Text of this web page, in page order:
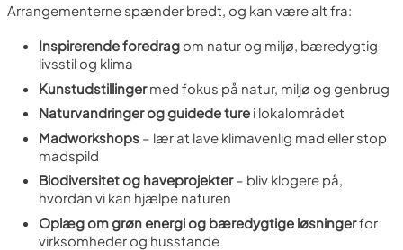
Arrangementerne spænder bredt, og kan være alt fra:
Inspirerende foredrag om natur og miljø, bæredygtig
livsstil og klima
Kunstudstillingermed fokus på natur, miljø og genbrug
Naturvandringer og guidede ture i lokalområdet
Madworkshops – lær at lave klimavenlig mad eller stop
madspild
Biodiversitet og haveprojekter– bliv klogere på,
hvordan vi kan hjælpe naturen
Oplæg om grøn energi og bæredygtige løsningerfor
virksomheder og husstande